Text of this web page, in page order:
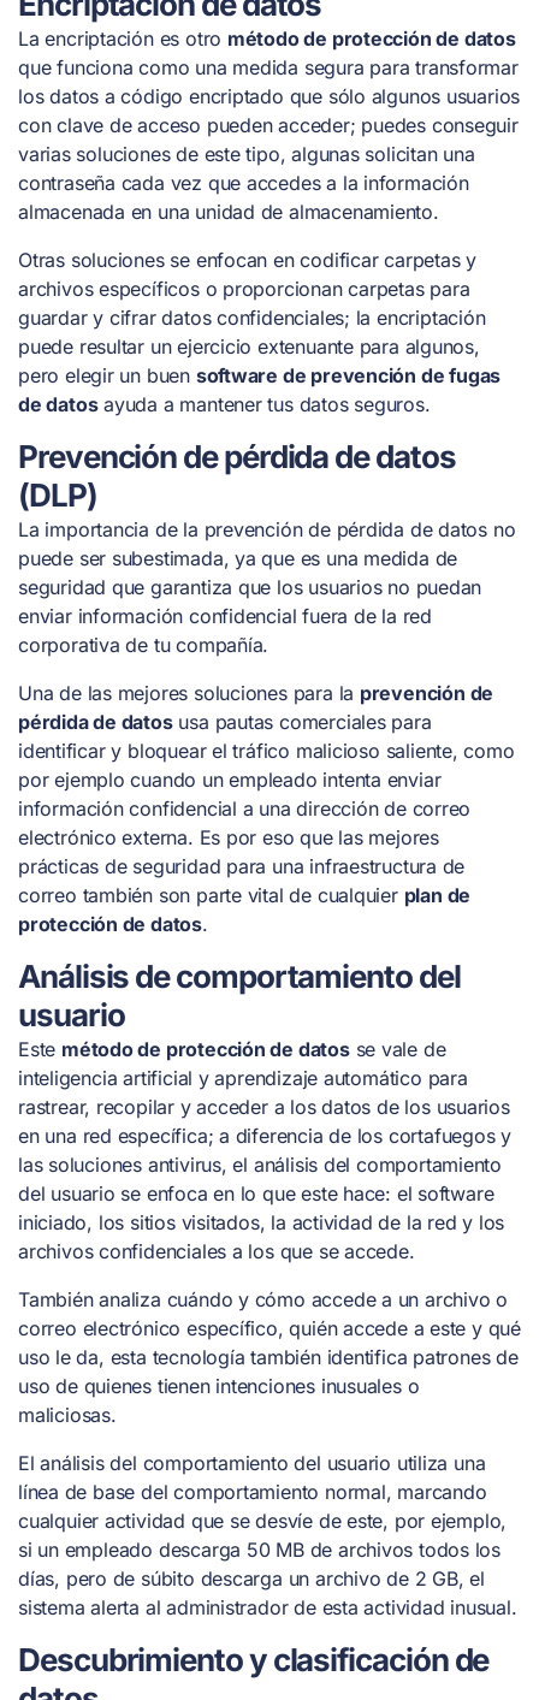
La encriptación es otro método de protección de datos
que funciona como una medida segura para transformar
los datos a código encriptado que sólo algunos usuarios
con clave de acceso pueden acceder; puedes conseguir
varias soluciones de este tipo, algunas solicitan una
contraseña cada vez que accedes a la información
almacenada en una unidad de almacenamiento.
Otras soluciones se enfocan en codificar carpetas y
archivos específicos o proporcionan carpetas para
guardar y cifrar datos confidenciales; la encriptación
puede resultar un ejercicio extenuante para algunos,
pero elegir un buen software de prevención de fugas
de datosayuda a mantener tus datos seguros.
Prevención de pérdida de datos
(DLP)
La importancia de la prevención de pérdida de datos no
puede ser subestimada, ya que es una medida de
seguridad que garantiza que los usuarios no puedan
enviar información confidencial fuera de la red
corporativa de tu compañía.
Una de las mejores soluciones para la prevención de
pérdida de datosusa pautas comerciales para
identificar y bloquear el tráfico malicioso saliente, como
por ejemplo cuando un empleado intenta enviar
información confidencial a una dirección de correo
electrónico externa. Es por eso que las mejores
prácticas de seguridad para una infraestructura de
correo también son parte vital de cualquier plan de
protección de datos.
Análisis de comportamiento del
usuario
Este método de protección de datosse vale de
inteligencia artificial y aprendizaje automático para
rastrear, recopilar y acceder a los datos de los usuarios
en una red específica; a diferencia de los cortafuegos y
las soluciones antivirus, el análisis del comportamiento
del usuario se enfoca en lo que este hace: el software
iniciado, los sitios visitados, la actividad de la red y los
archivos confidenciales a los que se accede.
También analiza cuándo y cómo accede a un archivo o
correo electrónico específico, quién accede a este y qué
uso le da, esta tecnología también identifica patrones de
uso de quienes tienen intenciones inusuales o
maliciosas.
El análisis del comportamiento del usuario utiliza una
línea de base del comportamiento normal, marcando
cualquier actividad que se desvíe de este, por ejemplo,
si un empleado descarga 50 MB de archivos todos los
días, pero de súbito descarga un archivo de 2 GB, el
sistema alerta al administrador de esta actividad inusual.
Descubrimiento y clasificación de